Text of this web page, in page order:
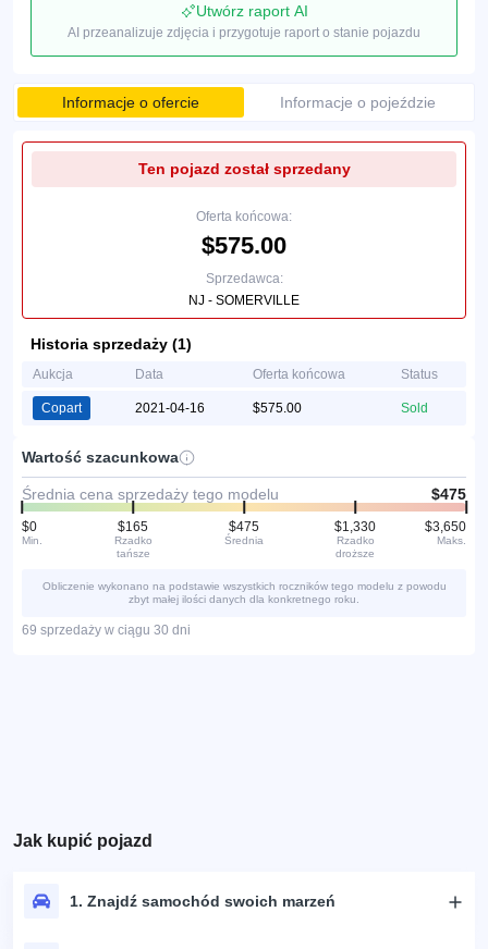
Utwórz raport AI
AI przeanalizuje zdjęcia i przygotuje raport o stanie pojazdu
Informacje o ofercie Informacje o pojeździe
Ten pojazd został sprzedany
Oferta końcowa:
$575.00
Sprzedawca:
NJ - SOMERVILLE
Historia sprzedaży (1)
Aukcja Data Oferta końcowa Status
Copart 2021-04-16 $575.00 Sold
Wartość szacunkowa
Średnia cena sprzedaży tego modelu $475
$0
Min.
$165
Rzadko
tańsze
$475
Średnia
$1,330
Rzadko
droższe
$3,650
Maks.
Obliczenie wykonano na podstawie wszystkich roczników tego modelu z powodu
zbyt małej ilości danych dla konkretnego roku.
69 sprzedaży w ciągu 30 dni
Jak kupić pojazd
1. Znajdź samochód swoich marzeń